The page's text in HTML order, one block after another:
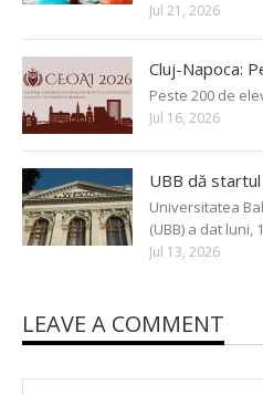
Jul 21, 2026
Cluj-Napoca:
Peste 200 de
Jul 16, 2026
UBB dă
Universitatea
(UBB) a dat luni,
Jul 13, 2026
LEAVE A COMMENT